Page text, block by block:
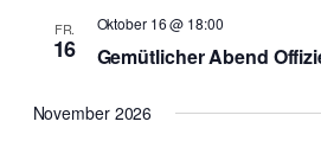
FR.
16 Gemütlicher Abend
Oktober 16 @ 18:00
November 2026